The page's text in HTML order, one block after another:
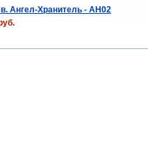
Ангел-Хранитель - AH02